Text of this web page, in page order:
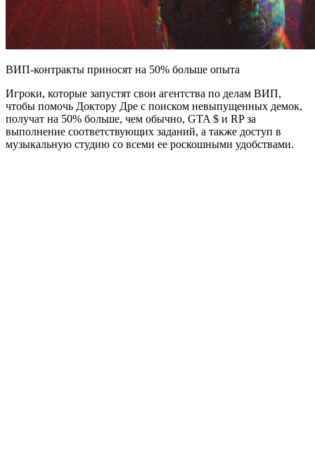
ВИП-контракты приносят на 50% больше опыта
Игроки, которые запустят свои агентства по делам ВИП,
чтобы помочь Доктору Дре с поиском невыпущенных демок,
получат на 50% больше, чем обычно, GTA $ и RP за
выполнение соответствующих заданий, а также доступ в
музыкальную студию со всеми ее роскошными удобствами.